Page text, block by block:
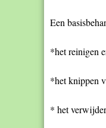
Een
*het reinigen
*het knippen
* het